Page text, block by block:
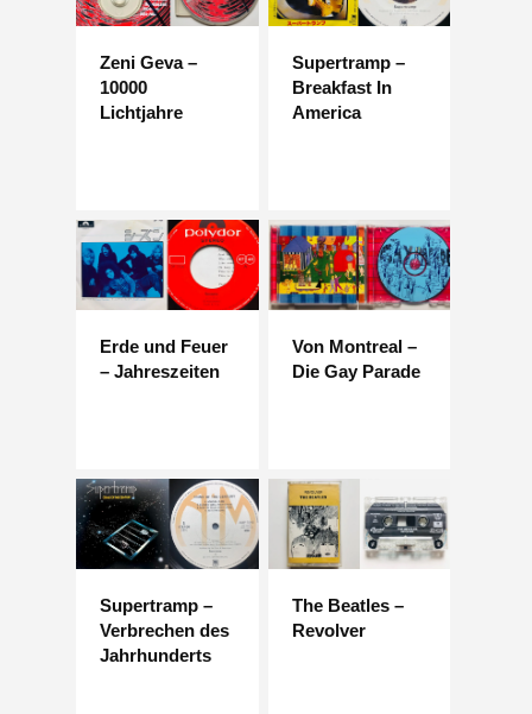
Zeni Geva –
10000
Lichtjahre
Supertramp –
Breakfast In
America
Erde und Feuer
– Jahreszeiten
Von Montreal –
Die Gay Parade
Supertramp –
Verbrechen des
Jahrhunderts
The Beatles –
Revolver